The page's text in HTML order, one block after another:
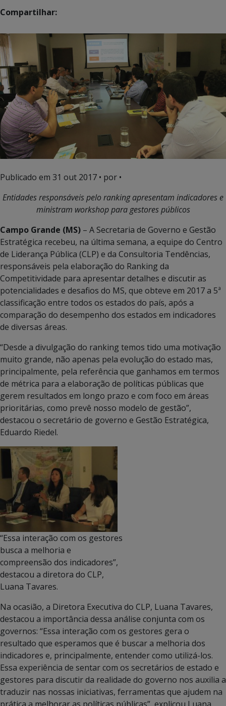
Compartilhar:
Publicado em 31 out 2017 • por •
Entidades responsáveis pelo ranking apresentam indicadores e
ministram workshop para gestores públicos
Campo Grande (MS) – A Secretaria de Governo e Gestão
Estratégica recebeu, na última semana, a equipe do Centro
de Liderança Pública (CLP) e da Consultoria Tendências,
responsáveis pela elaboração do Ranking da
Competitividade para apresentar detalhes e discutir as
potencialidades e desafios do MS, que obteve em 2017 a 5ª
classificação entre todos os estados do país, após a
comparação do desempenho dos estados em indicadores
de diversas áreas.
“Desde a divulgação do ranking temos tido uma motivação
muito grande, não apenas pela evolução do estado mas,
principalmente, pela referência que ganhamos em termos
de métrica para a elaboração de políticas públicas que
gerem resultados em longo prazo e com foco em áreas
prioritárias, como prevê nosso modelo de gestão”,
destacou o secretário de governo e Gestão Estratégica,
Eduardo Riedel.
“Essa interação com os gestores
busca a melhoria e
compreensão dos indicadores”,
destacou a diretora do CLP,
Luana Tavares.
Na ocasião, a Diretora Executiva do CLP, Luana Tavares,
destacou a importância dessa análise conjunta com os
governos: “Essa interação com os gestores gera o
resultado que esperamos que é buscar a melhoria dos
indicadores e, principalmente, entender como utilizá-los.
Essa experiência de sentar com os secretários de estado e
gestores para discutir da realidade do governo nos auxilia a
traduzir nas nossas iniciativas, ferramentas que ajudem na